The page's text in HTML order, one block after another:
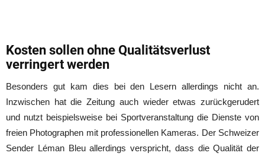
Kosten sollen ohne Qualitätsverlust
verringert werden
Besonders gut kam dies bei den Lesern allerdings nicht an.
Inzwischen hat die Zeitung auch wieder etwas zurückgerudert
und nutzt beispielsweise bei Sportveranstaltung die Dienste von
freien Photographen mit professionellen Kameras. Der Schweizer
Sender Léman Bleu allerdings verspricht, dass die Qualität der